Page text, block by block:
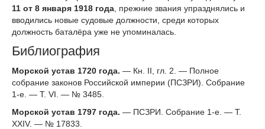
11 от 8 января 1918 года , прежние звания упразднялись и
вводились новые судовые должности, среди которых
должность баталёра уже не упоминалась.
Библиография
Морской устав 1720 года. — Кн. II, гл. 2. — Полное
собрание законов Российской империи (ПСЗРИ). Собрание
1-е. — Т. VI. — № 3485.
Морской устав 1797 года. — ПСЗРИ. Собрание 1-е. — Т.
XXIV. — № 17833.